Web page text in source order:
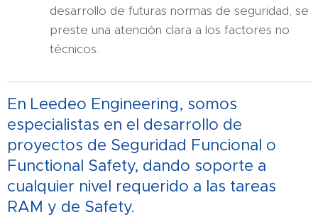
desarrollo de futuras normas de seguridad, se
preste una atención clara a los factores no
técnicos.
En Leedeo Engineering, somos
especialistas en el desarrollo de
proyectos de Seguridad Funcional o
Functional Safety, dando soporte a
cualquier nivel requerido a las tareas
RAM y de Safety.